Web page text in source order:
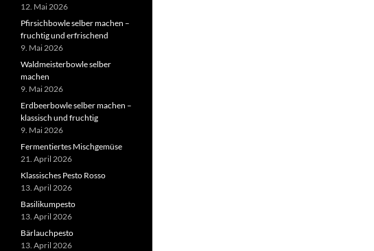
12. Mai 2026
Pfirsichbowle selber machen –
fruchtig und erfrischend
9. Mai 2026
Waldmeisterbowle selber
machen
9. Mai 2026
Erdbeerbowle selber machen –
klassisch und fruchtig
9. Mai 2026
Fermentiertes Mischgemüse
21. April 2026
Klassisches Pesto Rosso
13. April 2026
Basilikumpesto
13. April 2026
Bärlauchpesto
13. April 2026